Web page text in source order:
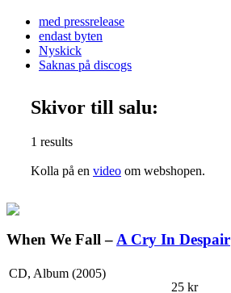
med pressrelease
endast byten
Nyskick
Saknas på discogs
Skivor till salu:
1 results
Kolla på en video om webshopen.
When We Fall – A Cry In Despair
CD, Album (2005)
25 kr